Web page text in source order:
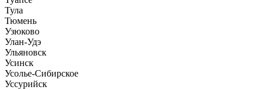
Тула
Тюмень
Узюково
Улан-Удэ
Ульяновск
Усинск
Усолье-Сибирское
Уссурийск